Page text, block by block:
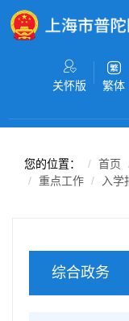
无障碍操作说明
关怀版 繁体
您的位置： 首页
重点工作
入学
综合政务